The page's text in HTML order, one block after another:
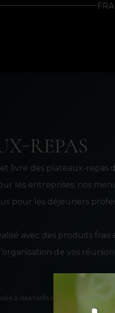
REPAS
livre des plateaux-repas
les entreprises, nos
pour les déjeuners
avec des produits frais
de vos
à des tarifs de 20€ à 30€.